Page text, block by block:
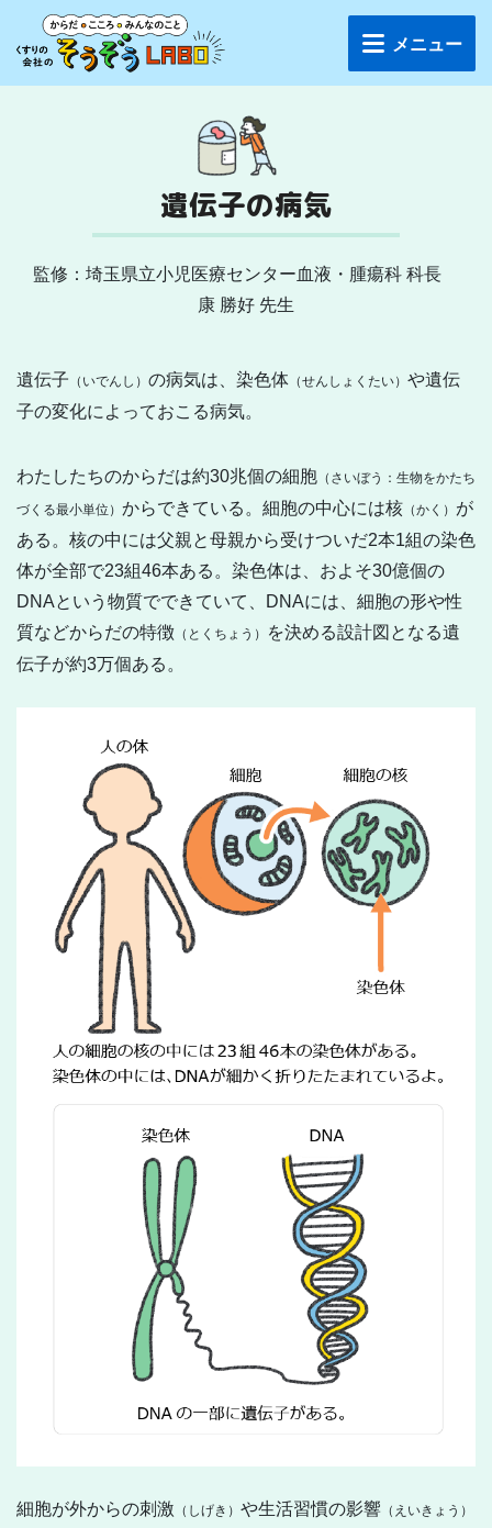
メニュー
遺伝子の病気
監修：埼玉県立小児医療センター血液・腫瘍科 科長
康 勝好 先生
遺伝子 （いでんし） の病気は、染色体 （せんしょくたい） や遺伝
子の変化によっておこる病気。
わたしたちのからだは約30兆個の細胞 （さいぼう：生物をかたち
づくる最小単位） からできている。細胞の中心には核 （かく） が
ある。核の中には父親と母親から受けついだ2本1組の染色
体が全部で23組46本ある。染色体は、およそ30億個の
DNAという物質でできていて、DNAには、細胞の形や性
質などからだの特徴 （とくちょう）
を決める設計図となる遺
伝子が約3万個ある。
細胞が外からの刺激 （しげき） や生活習慣の影響 （えいきょう）